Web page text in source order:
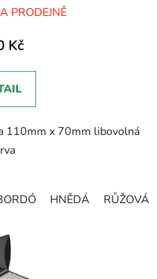
hodnocení
produktu
5,0
z
hvězdiček.
PRODEJNĚ
Kč
110mm x 70mm libovolná
HNĚDÁ RŮŽOVÁ